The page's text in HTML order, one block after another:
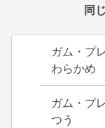
同
ガム・プ
わらかめ
ガム・プ
つう